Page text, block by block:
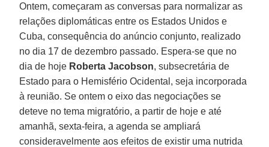
Ontem, começaram as conversas para normalizar as
relações diplomáticas entre os Estados Unidos e
Cuba, consequência do anúncio conjunto, realizado
no dia 17 de dezembro passado. Espera-se que no
dia de hoje Roberta Jacobson, subsecretária de
Estado para o Hemisfério Ocidental, seja incorporada
à reunião. Se ontem o eixo das negociações se
deteve no tema migratório, a partir de hoje e até
amanhã, sexta-feira, a agenda se ampliará
consideravelmente aos efeitos de existir uma nutrida